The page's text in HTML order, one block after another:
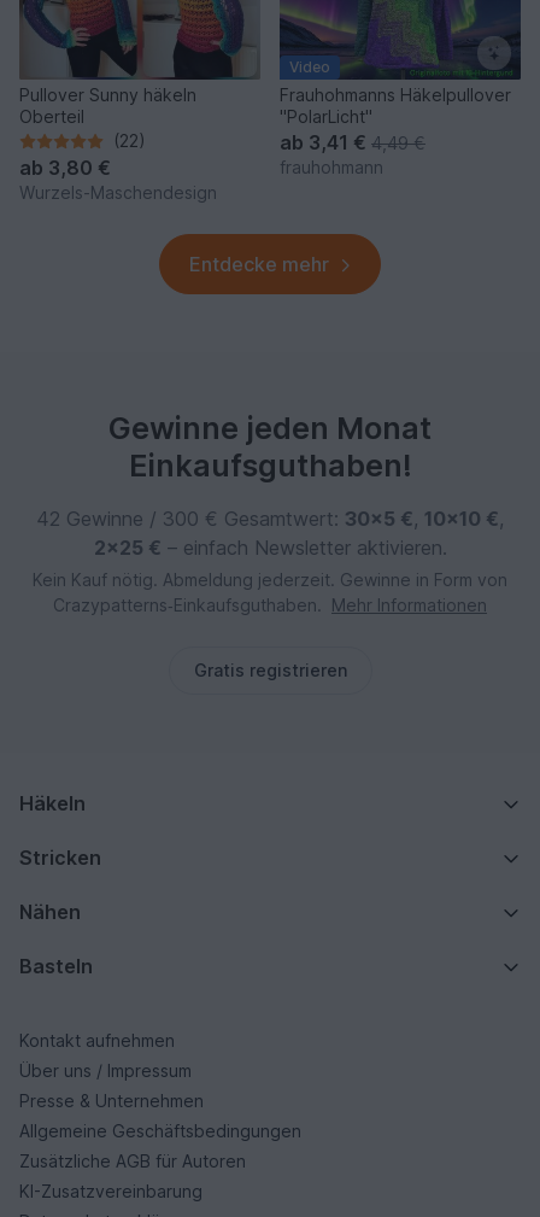
Pullover Sunny häkeln
Oberteil
(22)
ab 3,80 €
Wurzels-Maschendesign
Video
Frauhohmanns Häkelpullover
"PolarLicht"
ab 3,41 € 4,49 €
frauhohmann
Entdecke mehr
Gewinne jeden Monat
Einkaufsguthaben!
42 Gewinne / 300 € Gesamtwert: 30×5 €, 10×10 €,
2×25 € – einfach Newsletter aktivieren.
Kein Kauf nötig. Abmeldung jederzeit. Gewinne in Form von
Crazypatterns‑Einkaufsguthaben.
Mehr Informationen
Gratis registrieren
Häkeln
Stricken
Nähen
Basteln
Kontakt aufnehmen
Über uns / Impressum
Presse & Unternehmen
Allgemeine Geschäftsbedingungen
Zusätzliche AGB für Autoren
KI-Zusatzvereinbarung